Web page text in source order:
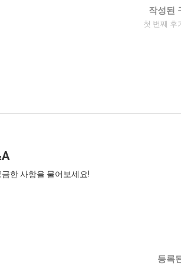
작성된
첫 번째 후
한 사항을 물어보세요!
등록